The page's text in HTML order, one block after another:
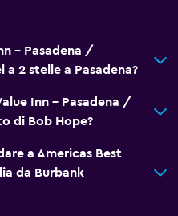
- Pasadena /
2 stelle a Pasadena?
Inn - Pasadena /
di Bob Hope?
a Americas Best
da Burbank